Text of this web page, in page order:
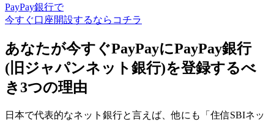
PayPay銀行で
今すぐ口座開設するならコチラ
あなたが今すぐPayPayにPayPay銀行
(旧ジャパンネット銀行)を登録するべ
き3つの理由
日本で代表的なネット銀行と言えば、他にも「住信SBIネッ